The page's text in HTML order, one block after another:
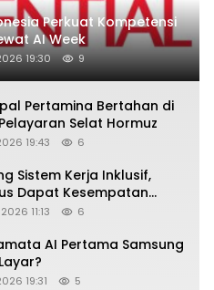
Perkuat Kompetensi
AI Week
19:30 9
Pertamina Bertahan di
Selat Hormuz
19:43 6
Sistem Kerja Inklusif,
Dapat Kesempatan
11:13 6
AI Pertama Samsung
19:31 5